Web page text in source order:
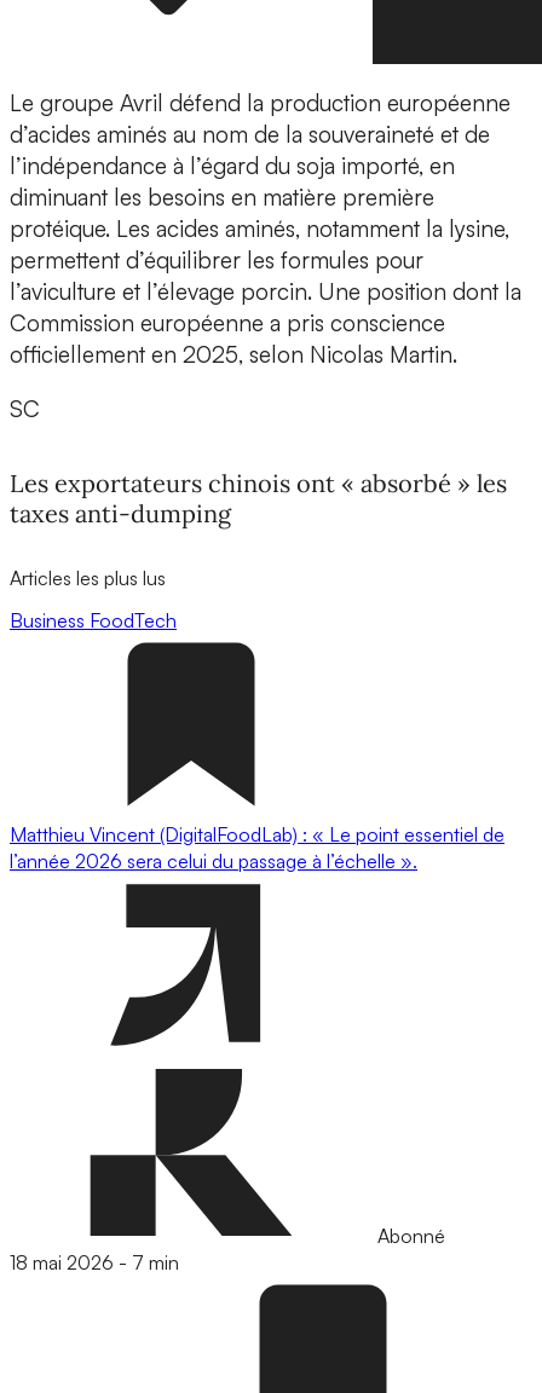
Le groupe Avril défend la production européenne
d’acides aminés au nom de la souveraineté et de
l’indépendance à l’égard du soja importé, en
diminuant les besoins en matière première
protéique. Les acides aminés, notamment la lysine,
permettent d’équilibrer les formules pour
l’aviculture et l’élevage porcin. Une position dont la
Commission européenne a pris conscience
officiellement en 2025, selon Nicolas Martin.
SC
Les exportateurs chinois ont « absorbé » les
taxes anti-dumping
Articles les plus lus
Business FoodTech
Matthieu Vincent (DigitalFoodLab) : « Le point essentiel de
l’année 2026 sera celui du passage à l’échelle ».
Abonné
18 mai 2026 - 7 min